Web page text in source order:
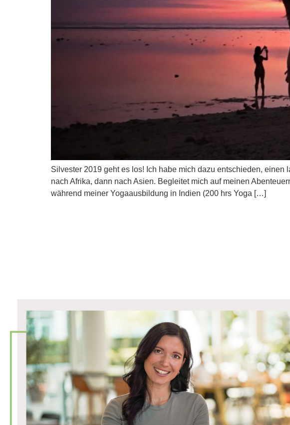
Silvester 2019 geht es los! Ich habe mich dazu entschieden,
nach Afrika, dann nach Asien. Begleitet mich auf meinen
während meiner Yogaausbildung in Indien (200 hrs Yoga […]